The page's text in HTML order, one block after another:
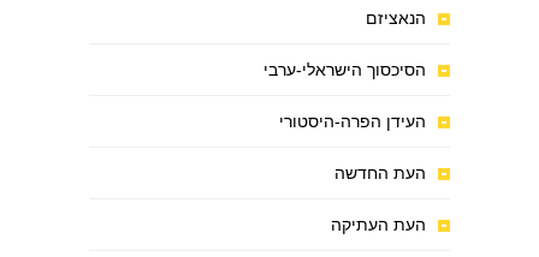
הנאציזם
הסיכסוך הישראלי-ערבי
העידן הפרה-היסטורי
העת החדשה
העת העתיקה